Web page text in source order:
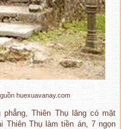
huexuavanay.com
Thiên Thụ lăng có mặt
Thiên Thụ làm tiền án, 7 ngọn